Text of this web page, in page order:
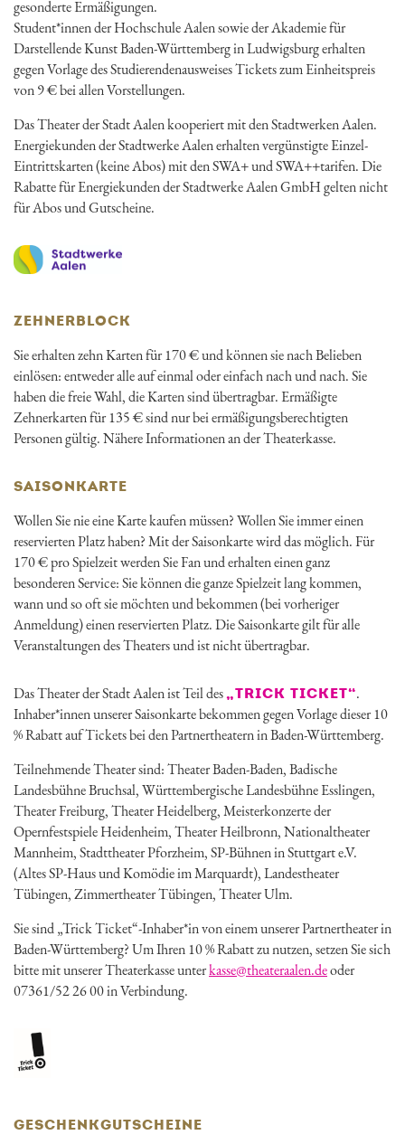
gesonderte Ermäßigungen.
Student*innen der Hochschule Aalen sowie der Akademie für
Darstellende Kunst Baden-Württemberg in Ludwigsburg erhalten
gegen Vorlage des Studierendenausweises Tickets zum Einheitspreis
von 9 € bei allen Vorstellungen.
Das Theater der Stadt Aalen kooperiert mit den Stadtwerken Aalen.
Energiekunden der Stadtwerke Aalen erhalten vergünstigte Einzel-
Eintrittskarten (keine Abos) mit den SWA+ und SWA++tarifen. Die
Rabatte für Energiekunden der Stadtwerke Aalen GmbH gelten nicht
für Abos und Gutscheine.
ZEHNERBLOCK
Sie erhalten zehn Karten für 170 € und können sie nach Belieben
einlösen: entweder alle auf einmal oder einfach nach und nach. Sie
haben die freie Wahl, die Karten sind übertragbar. Ermäßigte
Zehnerkarten für 135 € sind nur bei ermäßigungsberechtigten
Personen gültig. Nähere Informationen an der Theaterkasse.
SAISONKARTE
Wollen Sie nie eine Karte kaufen müssen? Wollen Sie immer einen
reservierten Platz haben? Mit der Saisonkarte wird das möglich. Für
170 € pro Spielzeit werden Sie Fan und erhalten einen ganz
besonderen Service: Sie können die ganze Spielzeit lang kommen,
wann und so oft sie möchten und bekommen (bei vorheriger
Anmeldung) einen reservierten Platz. Die Saisonkarte gilt für alle
Veranstaltungen des Theaters und ist nicht übertragbar.
Das Theater der Stadt Aalen ist Teil des„TRICK TICKET“.
Inhaber*innen unserer Saisonkarte bekommen gegen Vorlage dieser 10
% Rabatt auf Tickets bei den Partnertheatern in Baden-Württemberg.
Teilnehmende Theater sind: Theater Baden-Baden, Badische
Landesbühne Bruchsal, Württembergische Landesbühne Esslingen,
Theater Freiburg, Theater Heidelberg, Meisterkonzerte der
Opernfestspiele Heidenheim, Theater Heilbronn, Nationaltheater
Mannheim, Stadttheater Pforzheim, SP-Bühnen in Stuttgart e.V.
(Altes SP-Haus und Komödie im Marquardt), Landestheater
Tübingen, Zimmertheater Tübingen, Theater Ulm.
Sie sind „Trick Ticket“-Inhaber*in von einem unserer Partnertheater in
Baden-Württemberg? Um Ihren 10 % Rabatt zu nutzen, setzen Sie sich
bitte mit unserer Theaterkasse unterkasse@theateraalen.deoder
07361/52 26 00 in Verbindung.
GESCHENKGUTSCHEINE